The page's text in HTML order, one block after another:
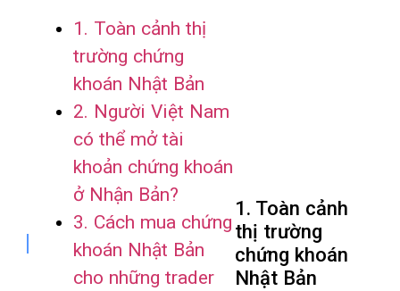
1. Toàn cảnh thị
trường chứng
khoán Nhật Bản
2. Người Việt Nam
có thể mở tài
khoản chứng khoán
ở Nhận Bản?
3. Cách mua chứng
khoán Nhật Bản
cho những trader
1. Toàn cảnh
thị trường
chứng khoán
Nhật Bản